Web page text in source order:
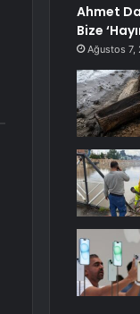
Ahmet
Bize
Ağustos 7,